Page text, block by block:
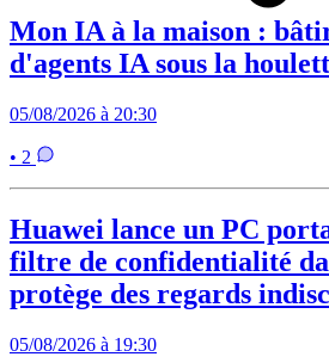
Mon IA à la maison :
d'agents IA sous la
05/08/2026 à 20:30
• 2
Huawei lance un PC
filtre de confidentialité
protège des regards
05/08/2026 à 19:30